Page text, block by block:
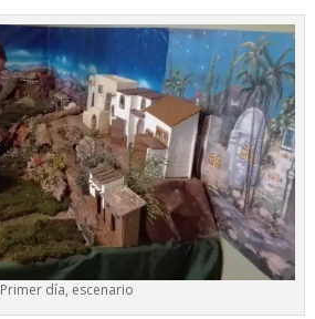
Primer día, escenario